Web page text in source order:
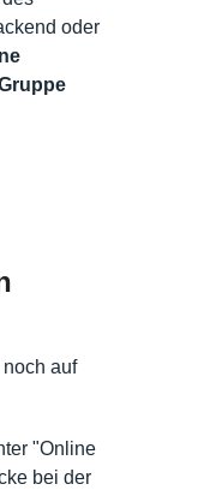
oder
auf
"Online
bei der